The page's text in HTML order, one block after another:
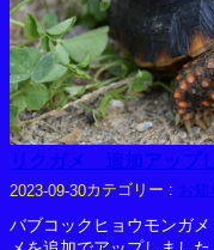
リクガメ 追加アップ
2023-09-30カテゴリー : お知
バブコックヒョウモンガ